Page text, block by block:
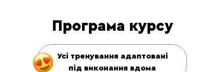
Програма курсу
Усі тренування адаптовані
під виконання вдома